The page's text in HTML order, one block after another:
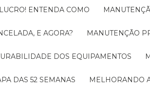
ENTENDA COMO
E AGORA? MANUTENÇÃO
DOS EQUIPAMENTOS
DAS 52 SEMANAS